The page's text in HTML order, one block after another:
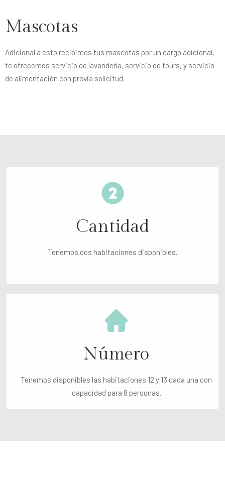
Mascotas
Adicional a esto recibimos tus mascotas por un cargo adicional,
te ofrecemos servicio de lavandería, servicio de tours, y servicio
de alimentación con previa solicitud.
Cantidad
Tenemos dos habitaciones disponibles.
Número
Tenemos disponibles las habitaciones 12 y 13 cada una con
capacidad para 8 personas.